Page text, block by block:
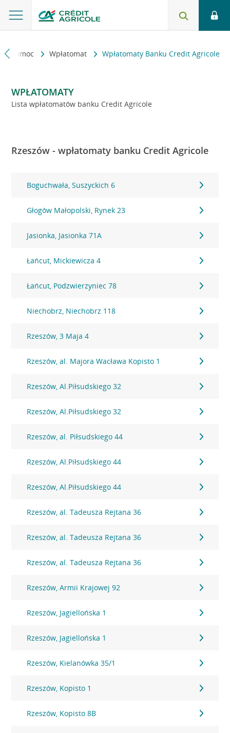
i pomoc Wpłatomat Wpłatomaty Banku Credit Agricole
WPŁATOMATY
Lista wpłatomatów banku Credit Agricole
Rzeszów - wpłatomaty banku Credit Agricole
Boguchwała, Suszyckich 6
Głogów Małopolski, Rynek 23
Jasionka, Jasionka 71A
Łańcut, Mickiewicza 4
Łańcut, Podzwierzyniec 78
Niechobrz, Niechobrz 118
Rzeszów, 3 Maja 4
Rzeszów, al. Majora Wacława Kopisto 1
Rzeszów, Al.Piłsudskiego 32
Rzeszów, Al.Piłsudskiego 32
Rzeszów, al. Piłsudskiego 44
Rzeszów, Al.Piłsudskiego 44
Rzeszów, Al.Piłsudskiego 44
Rzeszów, al. Tadeusza Rejtana 36
Rzeszów, al. Tadeusza Rejtana 36
Rzeszów, al. Tadeusza Rejtana 36
Rzeszów, Armii Krajowej 92
Rzeszów, Jagiellońska 1
Rzeszów, Jagiellońska 1
Rzeszów, Kielanówka 35/1
Rzeszów, Kopisto 1
Rzeszów, Kopisto 8B